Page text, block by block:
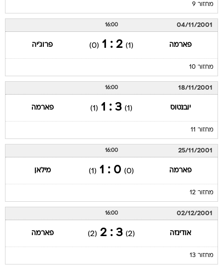
מחזור 9
04/11/2001
16:00
פארמה (1)
2 : 1
(0) פרוג'יה
מחזור 10
18/11/2001
16:00
יובנטוס (1)
3 : 1
(1) פארמה
מחזור 11
25/11/2001
16:00
פארמה (0)
0 : 1
(1) מילאן
מחזור 12
02/12/2001
16:00
אודינזה (2)
3 : 2
(2) פארמה
מחזור 13